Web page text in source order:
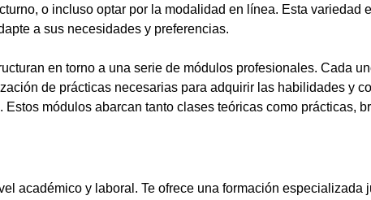
o incluso optar por la modalidad en línea. Esta variedad
a sus necesidades y preferencias.
en torno a una serie de módulos profesionales. Cada
de prácticas necesarias para adquirir las habilidades y
módulos abarcan tanto clases teóricas como prácticas,
académico y laboral. Te ofrece una formación especializada